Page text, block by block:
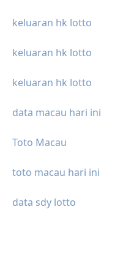
keluaran hk lotto
keluaran hk lotto
keluaran hk lotto
data macau hari ini
Toto Macau
toto macau hari ini
data sdy lotto